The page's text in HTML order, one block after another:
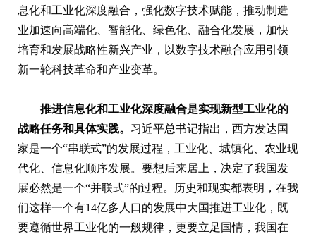
息化和工业化深度融合，强化数字技术赋能，推动制造
业加速向高端化、智能化、绿色化、融合化发展，加快
培育和发展战略性新兴产业，以数字技术融合应用引领
新一轮科技革命和产业变革。
推进信息化和工业化深度融合是实现新型工业化的
战略任务和具体实践。 习近平总书记指出，西方发达国
家是一个“串联式”的发展过程，工业化、城镇化、农业现
代化、信息化顺序发展。要想后来居上，决定了我国发
展必然是一个“并联式”的过程。历史和现实都表明，在我
们这样一个有14亿多人口的发展中大国推进工业化，既
要遵循世界工业化的一般规律，更要立足国情，我国在